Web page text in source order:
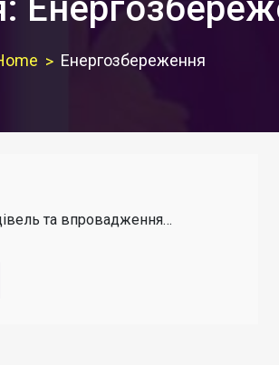
Енергозбереження
та впровадження…